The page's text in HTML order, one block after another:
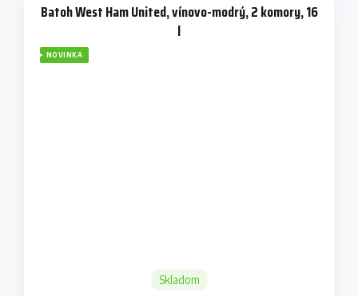
Batoh West Ham United, vínovo-modrý, 2 komory, 16
l
NOVINKA
Skladom